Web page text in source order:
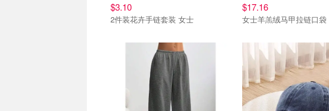
$3.10
2件装花卉手链套装 女士
$17.16
女士羊羔绒马甲拉链口袋